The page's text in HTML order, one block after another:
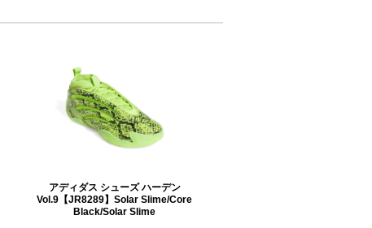
アディダス シューズ ハーデン
Vol.9【JR8289】Solar Slime/Core
Black/Solar Slime